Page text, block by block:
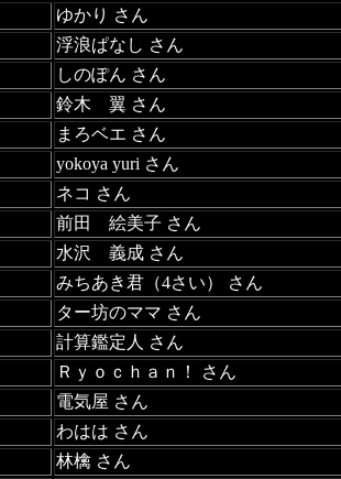
ゆかり さん
浮浪ぱなし さん
しのぽん さん
鈴木 翼 さん
まろベエ さん
yokoya yuri さん
ネコ さん
前田 絵美子 さん
水沢 義成 さん
みちあき君（4さい） さん
ター坊のママ さん
計算鑑定人 さん
Ｒｙｏｃｈａｎ！ さん
電気屋 さん
わはは さん
林檎 さん